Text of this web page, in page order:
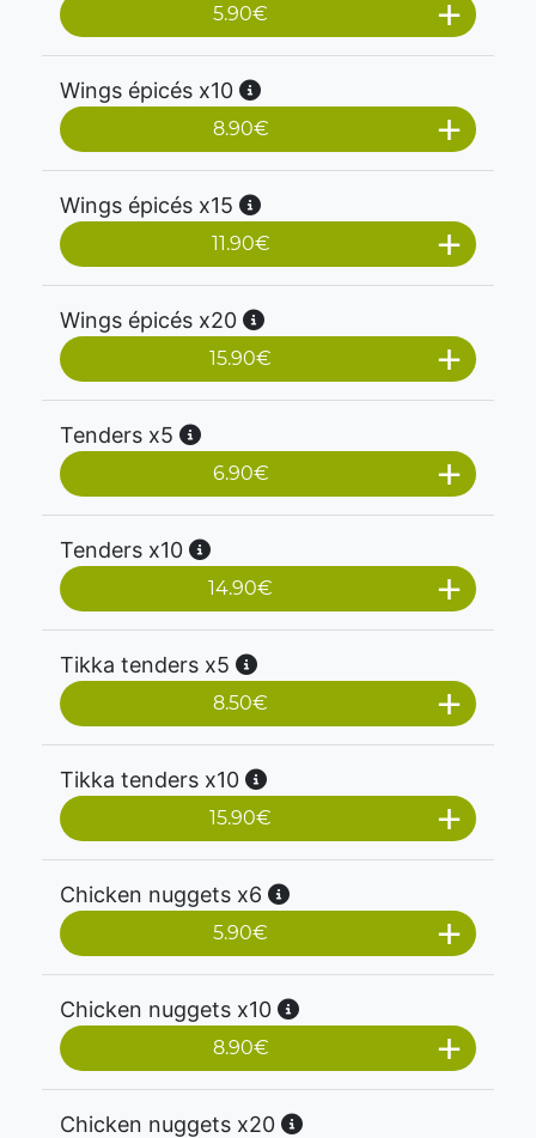
5.90€
Wings épicés x10
8.90€
Wings épicés x15
11.90€
Wings épicés x20
15.90€
Tenders x5
6.90€
Tenders x10
14.90€
Tikka tenders x5
8.50€
Tikka tenders x10
15.90€
Chicken nuggets x6
5.90€
Chicken nuggets x10
8.90€
Chicken nuggets x20